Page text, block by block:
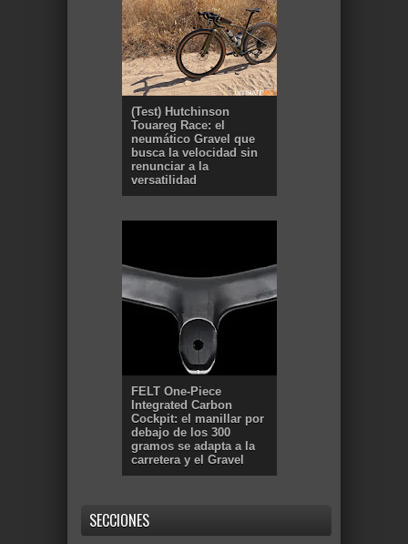
(Test) Hutchinson
Touareg Race: el
neumático Gravel que
busca la velocidad sin
renunciar a la
versatilidad
FELT One-Piece
Integrated Carbon
Cockpit: el manillar por
debajo de los 300
gramos se adapta a la
carretera y el Gravel
SECCIONES